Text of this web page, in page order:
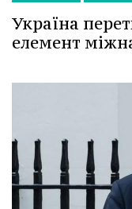
Україна
елемент